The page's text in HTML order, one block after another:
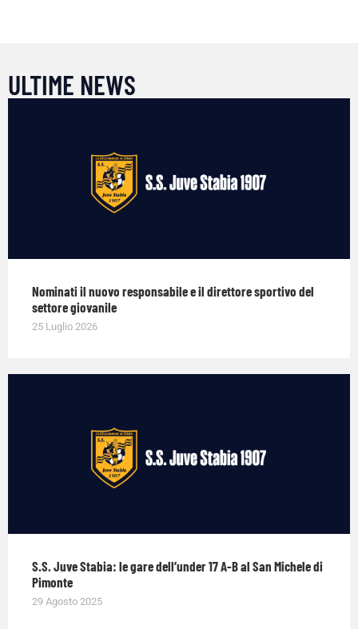
ULTIME NEWS
Nominati il nuovo responsabile e il direttore sportivo del
settore giovanile
25 Luglio 2026
S.S. Juve Stabia: le gare dell’under 17 A-B al San Michele di
Pimonte
29 Agosto 2025